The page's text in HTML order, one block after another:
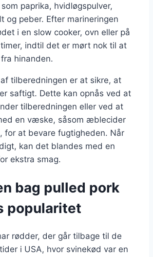
paprika, hvidløgspulver,
og peber. Efter marineringen
i en slow cooker, ovn eller på
indtil det er mørt nok til at
hinanden.
tilberedningen er at sikre, at
saftigt. Dette kan opnås ved at
tilberedningen eller ved at
en væske, såsom æblecider
for at bevare fugtigheden. Når
kan det blandes med en
ekstra smag.
bag pulled pork
popularitet
rødder, der går tilbage til de
i USA, hvor svinekød var en